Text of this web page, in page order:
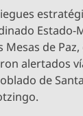
Estado-
de
alertados
de